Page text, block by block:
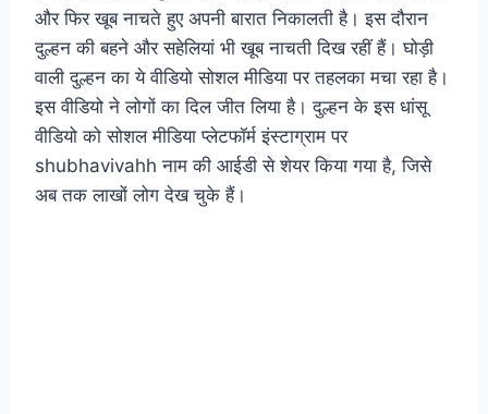
और फिर खूब नाचते हुए अपनी बारात निकालती है। इस दौरान
दुल्हन की बहने और सहेलियां भी खूब नाचती दिख रहीं हैं। घोड़ी
वाली दुल्हन का ये वीडियो सोशल मीडिया पर तहलका मचा रहा है।
इस वीडियो ने लोगों का दिल जीत लिया है। दुल्हन के इस धांसू
वीडियो को सोशल मीडिया प्लेटफॉर्म इंस्टाग्राम पर
shubhavivahh नाम की आईडी से शेयर किया गया है, जिसे
अब तक लाखों लोग देख चुके हैं।